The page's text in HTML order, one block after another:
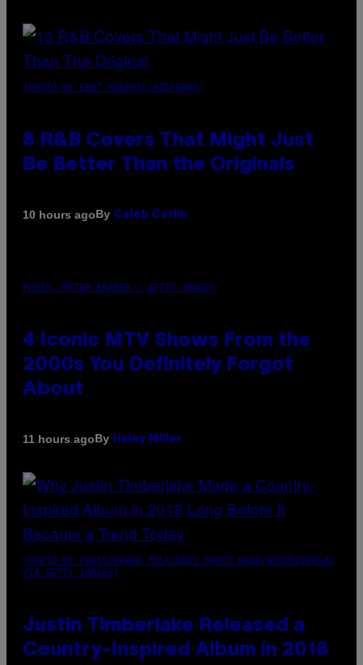
(PHOTO BY EBET ROBERTS/REDFERNS)
8 R&B Covers That Might Just
Be Better Than the Originals
10 hours agoBy Caleb Catlin
PHOTO: PETER KRAMER / GETTY IMAGES
4 Iconic MTV Shows From the
2000s You Definitely Forgot
About
11 hours agoBy Haley Miller
(PHOTO BY CHRISTOPHER POLK/NBCU PHOTO BANK/NBCUNIVERSAL
VIA GETTY IMAGES)
Justin Timberlake Released a
Country-Inspired Album in 2018